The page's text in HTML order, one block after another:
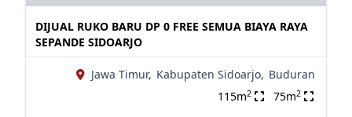
DIJUAL RUKO BARU DP 0 FREE SEMUA BIAYA RAYA
SEPANDE SIDOARJO
Jawa Timur, Kabupaten Sidoarjo, Buduran
115m2 75m2